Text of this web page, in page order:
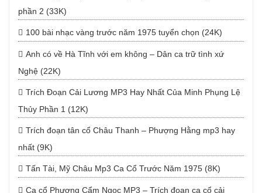
phần 2 (33K)
100 bài nhạc vàng trước năm 1975 tuyển chọn (24K)
Anh có về Hà Tĩnh với em không – Dân ca trữ tình xứ
Nghệ (22K)
Trích Đoạn Cải Lương MP3 Hay Nhất Của Minh Phụng Lệ
Thủy Phần 1 (12K)
Trích đoạn tân cổ Châu Thanh – Phượng Hằng mp3 hay
nhất (9K)
Tấn Tài, Mỹ Châu Mp3 Ca Cổ Trước Năm 1975 (8K)
Ca cổ Phương Cẩm Ngọc MP3 – Trích đoạn ca cổ cải